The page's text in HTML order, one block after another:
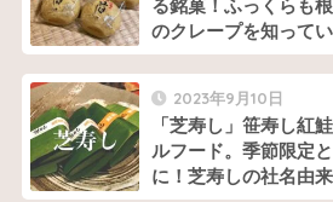
る銘菓！ふっくらも
のクレープを知って
2023年9月10日
「芝寿し」笹寿し紅
ルフード。季節限定
に！芝寿しの社名由